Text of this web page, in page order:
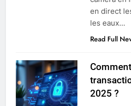
en direct
les eaux…
Read Full
2025 ?